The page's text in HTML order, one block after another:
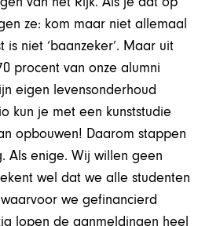
ze: kom maar niet allemaal
is niet ‘baanzeker’. Maar uit
procent van onze alumni
eigen levensonderhoud
kun je met een kunststudie
opbouwen! Daarom stappen
Als enige. Wij willen geen
wel dat we alle studenten
we gefinancierd
lopen de aanmeldingen heel